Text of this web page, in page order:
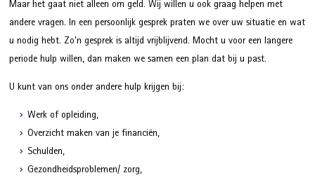
Maar het gaat niet alleen om geld. Wij willen u ook graag helpen met
andere vragen. In een persoonlijk gesprek praten we over uw situatie en wat
u nodig hebt. Zo’n gesprek is altijd vrijblijvend. Mocht u voor een langere
periode hulp willen, dan maken we samen een plan dat bij u past.
U kunt van ons onder andere hulp krijgen bij:
Werk of opleiding,
Overzicht maken van je financiën,
Schulden,
Gezondheidsproblemen/ zorg,